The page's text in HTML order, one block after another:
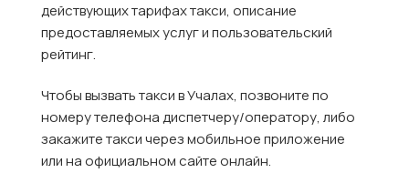
действующих тарифах такси, описание
предоставляемых услуг и пользовательский
рейтинг.
Чтобы вызвать такси в Учалах, позвоните по
номеру телефона диспетчеру/оператору, либо
закажите такси через мобильное приложение
или на официальном сайте онлайн.